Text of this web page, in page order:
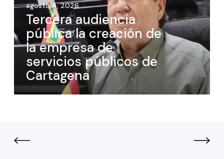
agosto 4, 2026
Tercera audiencia
pública la creación de
la empresa de
servicios públicos de
Cartagena